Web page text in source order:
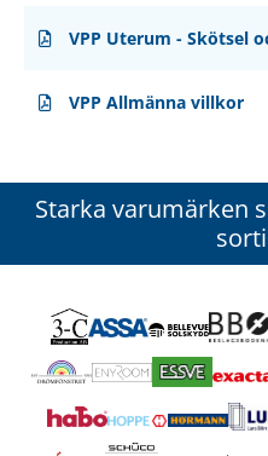
VPP Uterum - Skötsel
VPP Allmänna villkor
Starka varumärken